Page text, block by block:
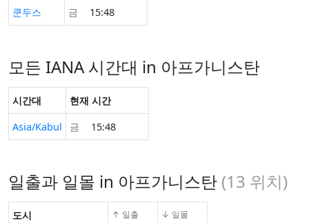
쿤두스
금 15:48
모든 IANA 시간대 in 아프가니스탄
시간대
현재 시간
Asia/Kabul
금 15:48
일출과 일몰 in 아프가니스탄 (13 위치)
도시 ↑ 일출 ↓ 일몰